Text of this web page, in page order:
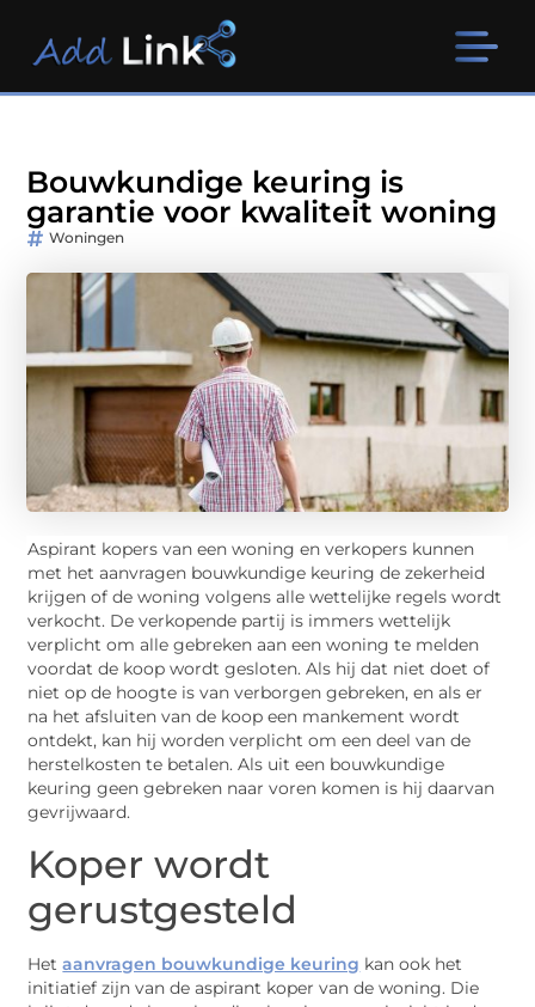
Bouwkundige keuring is
garantie voor kwaliteit woning
Woningen
Aspirant kopers van een woning en verkopers kunnen
met het aanvragen bouwkundige keuring de zekerheid
krijgen of de woning volgens alle wettelijke regels wordt
verkocht. De verkopende partij is immers wettelijk
verplicht om alle gebreken aan een woning te melden
voordat de koop wordt gesloten. Als hij dat niet doet of
niet op de hoogte is van verborgen gebreken, en als er
na het afsluiten van de koop een mankement wordt
ontdekt, kan hij worden verplicht om een deel van de
herstelkosten te betalen. Als uit een bouwkundige
keuring geen gebreken naar voren komen is hij daarvan
gevrijwaard.
Koper wordt
gerustgesteld
Hetaanvragen bouwkundige keuring kan ook het
initiatief zijn van de aspirant koper van de woning. Die